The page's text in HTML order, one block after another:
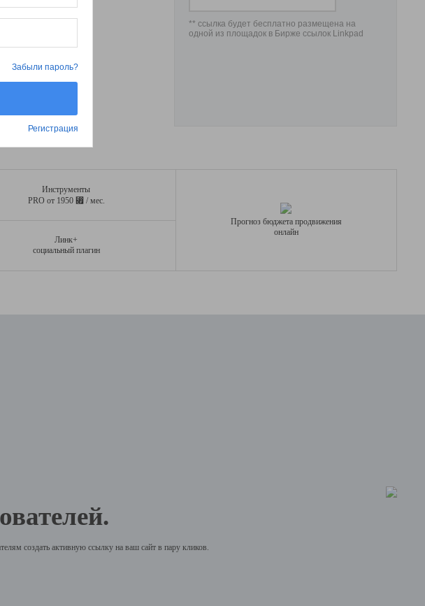
** ссылка будет бесплатно размещена на
одной из площадок в Бирже ссылок Linkpad
Инструменты
PRO от 1950 ⃏ / мес.
Линк+
социальный плагин
Прогноз бюджета продвижения
онлайн
создать активную ссылку на ваш сайт в пару кликов.
Регистрация
Забыли пароль?